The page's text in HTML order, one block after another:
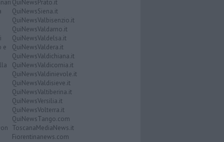
e
QuiNewsPrato.it
QuiNewsSiena.it
QuiNewsValbisenzio.it
QuiNewsValdarno.it
QuiNewsValdelsa.it
QuiNewsValdera.it
QuiNewsValdichiana.it
QuiNewsValdicornia.it
QuiNewsValdinievole.it
QuiNewsValdisieve.it
QuiNewsValtiberina.it
QuiNewsVersilia.it
QuiNewsVolterra.it
QuiNewsTango.com
ToscanaMediaNews.it
Fiorentinanews.com